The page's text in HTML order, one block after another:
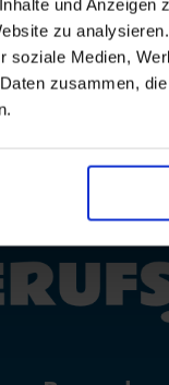
und
zu
soziale Medien,
zusammen,